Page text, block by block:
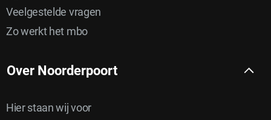
Veelgestelde vragen
Zo werkt het mbo
Over Noorderpoort
Hier staan wij voor